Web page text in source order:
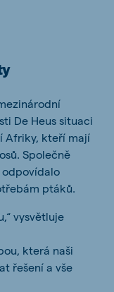
De Heus situaci
Afriky, kteří mají
Společně
ptáků.
vysvětluje
která naši
řešení a vše